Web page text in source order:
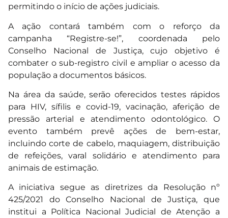
permitindo o início de ações judiciais.
A ação contará também com o reforço da
campanha “Registre-se!”, coordenada pelo
Conselho Nacional de Justiça, cujo objetivo é
combater o sub-registro civil e ampliar o acesso da
população a documentos básicos.
Na área da saúde, serão oferecidos testes rápidos
para HIV, sífilis e covid-19, vacinação, aferição de
pressão arterial e atendimento odontológico. O
evento também prevê ações de bem-estar,
incluindo corte de cabelo, maquiagem, distribuição
de refeições, varal solidário e atendimento para
animais de estimação.
A iniciativa segue as diretrizes da Resolução nº
425/2021 do Conselho Nacional de Justiça, que
institui a Política Nacional Judicial de Atenção a